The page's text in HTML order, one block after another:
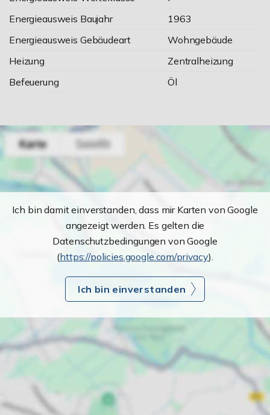
Energieausweis Baujahr
1963
Energieausweis Gebäudeart
Wohngebäude
Heizung
Zentralheizung
Befeuerung
Öl
Ich bin damit einverstanden, dass mir Karten von Google
angezeigt werden. Es gelten die
Datenschutzbedingungen von Google
(https://policies.google.com/privacy).
Ich bin einverstanden